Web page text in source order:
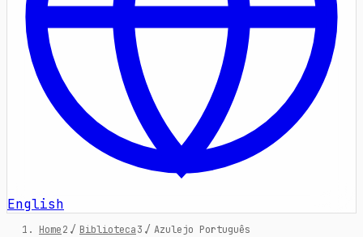
English
Home / Biblioteca / Azulejo Português